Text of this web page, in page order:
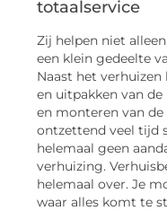
totaalservice
Zij helpen niet
een klein gedeelte
Naast het
en uitpakken van
en monteren van
ontzettend veel tijd
helemaal geen
verhuizing.
helemaal over. Je
waar alles komt te